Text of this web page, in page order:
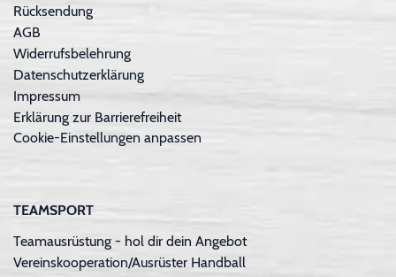
Rücksendung
AGB
Widerrufsbelehrung
Datenschutzerklärung
Impressum
Erklärung zur Barrierefreiheit
Cookie-Einstellungen anpassen
TEAMSPORT
Teamausrüstung - hol dir dein Angebot
Vereinskooperation/Ausrüster Handball